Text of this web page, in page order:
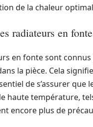
de la chaleur
radiateurs en
en fonte sont
la pièce. Cela
de s’assurer que
haute température,
encore plus de